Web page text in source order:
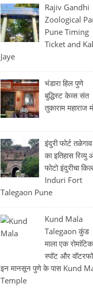
Rajiv Gandhi
Zoological
Pune Timing
Ticket and
Jaye
भंडारा हिल पुणे
बुद्धिस्ट केव्स संत
तुकाराम महाराज
इंदुरी फोर्ट
का इतिहास रिव्यु
फोटो इंदुरीचा
Induri Fort
Talegaon Pune
Kund Mala
Talegaon कुंड
माला एक रोमांटिक
स्पॉट और
इन मानसून पुणे के पास Kund
Temple